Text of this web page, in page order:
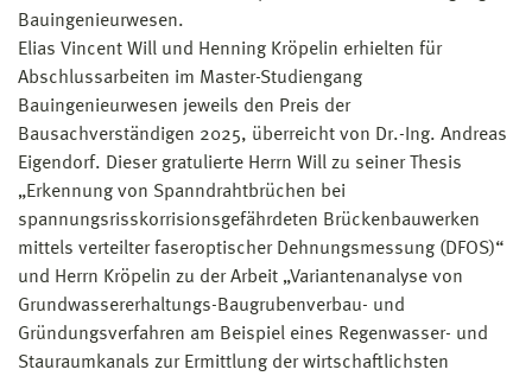
Bauingenieurwesen.
Elias Vincent Will und Henning Kröpelin erhielten für
Abschlussarbeiten im Master-Studiengang
Bauingenieurwesen jeweils den Preis der
Bausachverständigen 2025, überreicht von Dr.-Ing. Andreas
Eigendorf. Dieser gratulierte Herrn Will zu seiner Thesis
„Erkennung von Spanndrahtbrüchen bei
spannungsrisskorrisionsgefährdeten Brückenbauwerken
mittels verteilter faseroptischer Dehnungsmessung (DFOS)“
und Herrn Kröpelin zu der Arbeit „Variantenanalyse von
Grundwasser­erhaltungs-Baugrubenverbau- und
Gründungsverfahren am Beispiel eines Regen­wasser- und
Stauraumkanals zur Ermittlung der wirtschaftlichsten